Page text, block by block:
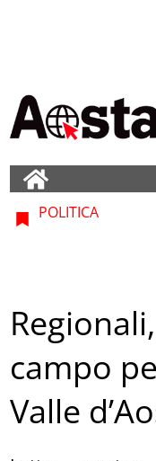
POLITICA
campo
Valle